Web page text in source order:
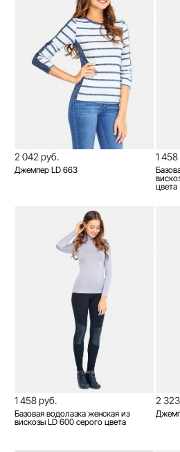
2 042 руб.
Джемпер LD 663
1
цвета
1 458 руб.
Базовая водолазка женская из
вискозы LD 600 серого цвета
2